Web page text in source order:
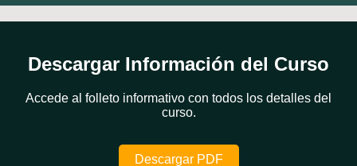
Descargar Información del Curso
Accede al folleto informativo con todos los detalles del
curso.
Descargar PDF